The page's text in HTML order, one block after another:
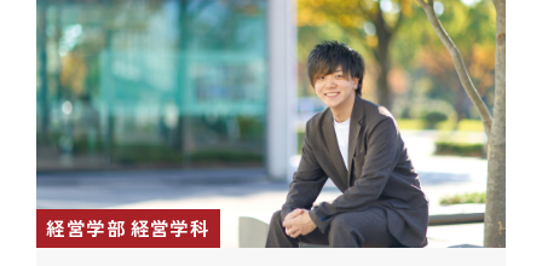
経営学部 経営学科